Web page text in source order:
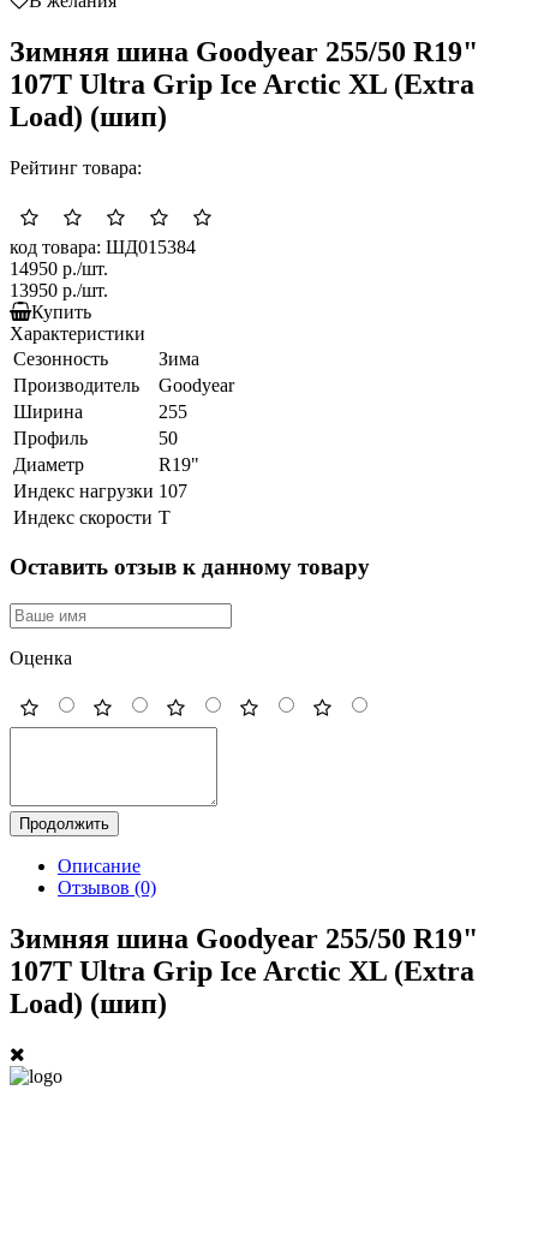
Зимняя шина Goodyear 255/50 R19"
107T Ultra Grip Ice Arctic XL (Extra
Load) (шип)
Рейтинг товара:
код товара: ШД015384
14950 р./шт.
13950 р./шт.
Купить
Характеристики
Сезонность
Зима
Производитель
Goodyear
Ширина
255
Профиль
50
Диаметр
R19"
Индекс нагрузки 107
Индекс скорости T
Оставить отзыв к данному товару
Оценка
Продолжить
Описание
Отзывов (0)
Зимняя шина Goodyear 255/50 R19"
107T Ultra Grip Ice Arctic XL (Extra
Load) (шип)